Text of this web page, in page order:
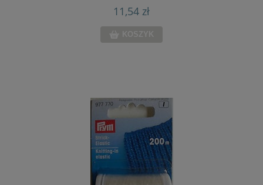
11,54 zł
KOSZYK